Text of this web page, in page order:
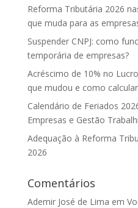
Reforma Tributária 2026
que muda para as
Suspender CNPJ: como
temporária de empresas?
Acréscimo de 10% no
que mudou e como
Calendário de Feriados
Empresas e Gestão
Adequação à Reforma
2026
Comentários
Ademir José de Lima em